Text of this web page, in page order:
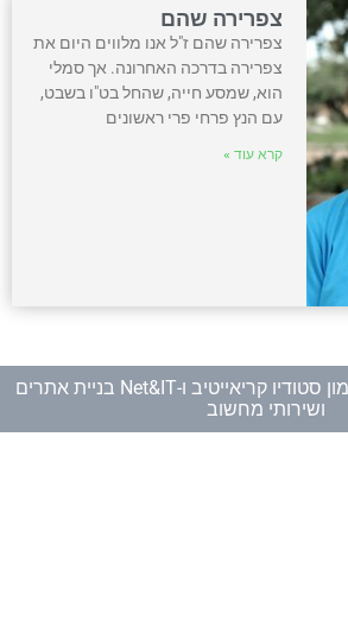
צפרירה שהם
צפרירה שהם ז"ל אנו מלווים היום את
צפרירה בדרכה האחרונה. אך סמלי
הוא, שמסע חייה, שהחל בט"ו בשבט,
עם הנץ פרחי פרי ראשונים
קרא עוד »
סטודיו קריאייטיב ו-
Net&IT בניית אתרים
ושירותי מחשוב